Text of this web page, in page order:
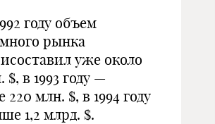
году объем
рынка
уже около
$, в 1993 году —
млн. $, в 1994 году
1,2 млрд. $.